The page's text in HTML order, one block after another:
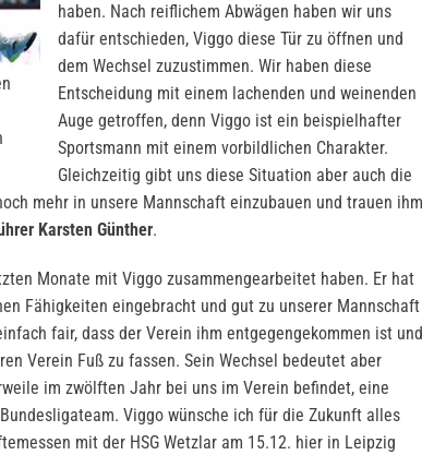
haben. Nach reiflichem Abwägen haben wir uns
dafür entschieden, Viggo diese Tür zu öffnen und
dem Wechsel zuzustimmen. Wir haben diese
Entscheidung mit einem lachenden und weinenden
Auge getroffen, denn Viggo ist ein beispielhafter
Sportsmann mit einem vorbildlichen Charakter.
Gleichzeitig gibt uns diese Situation aber auch die
mehr in unsere Mannschaft einzubauen und trauen ihm
Karsten Günther.
Monate mit Viggo zusammengearbeitet haben. Er hat
Fähigkeiten eingebracht und gut zu unserer Mannschaft
fair, dass der Verein ihm entgegengekommen ist und
Verein Fuß zu fassen. Sein Wechsel bedeutet aber
im zwölften Jahr bei uns im Verein befindet, eine
Viggo wünsche ich für die Zukunft alles
mit der HSG Wetzlar am 15.12. hier in Leipzig